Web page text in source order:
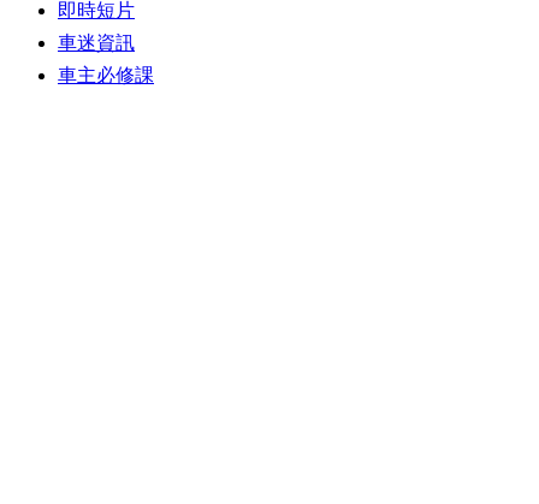
即時短片
車迷資訊
車主必修課